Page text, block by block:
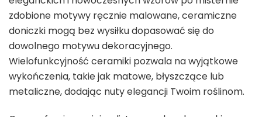
zdobione motywy ręcznie malowane, ceramiczne
doniczki mogą bez wysiłku dopasować się do
dowolnego motywu dekoracyjnego.
Wielofunkcyjność ceramiki pozwala na wyjątkowe
wykończenia, takie jak matowe, błyszczące lub
metaliczne, dodając nuty elegancji Twoim roślinom.